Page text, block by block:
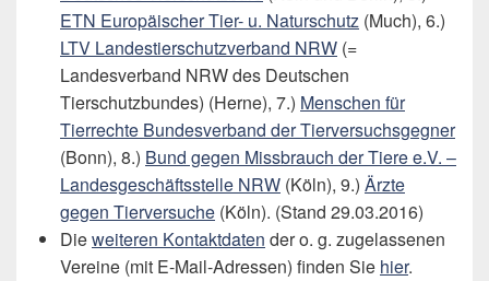
ETN Europäischer Tier- u. Naturschutz (Much), 6.)
LTV Landestierschutzverband NRW (=
Landesverband NRW des Deutschen
Tierschutzbundes) (Herne), 7.) Menschen für
Tierrechte Bundesverband der Tierversuchsgegner
(Bonn), 8.) Bund gegen Missbrauch der Tiere e.V. –
Landesgeschäftsstelle NRW (Köln), 9.) Ärzte
gegen Tierversuche (Köln). (Stand 29.03.2016)
Dieweiteren Kontaktdaten der o. g. zugelassenen
Vereine (mit E-Mail-Adressen) finden Sie hier.